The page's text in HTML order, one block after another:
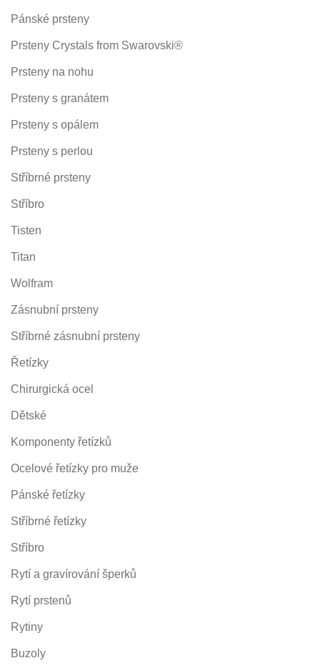
Pánské prsteny
Prsteny Crystals from Swarovski®
Prsteny na nohu
Prsteny s granátem
Prsteny s opálem
Prsteny s perlou
Stříbrné prsteny
Stříbro
Tisten
Titan
Wolfram
Zásnubní prsteny
Stříbrné zásnubní prsteny
Řetízky
Chirurgická ocel
Dětské
Komponenty řetízků
Ocelové řetízky pro muže
Pánské řetízky
Stříbrné řetízky
Stříbro
Rytí a gravírování šperků
Rytí prstenů
Rytiny
Buzoly